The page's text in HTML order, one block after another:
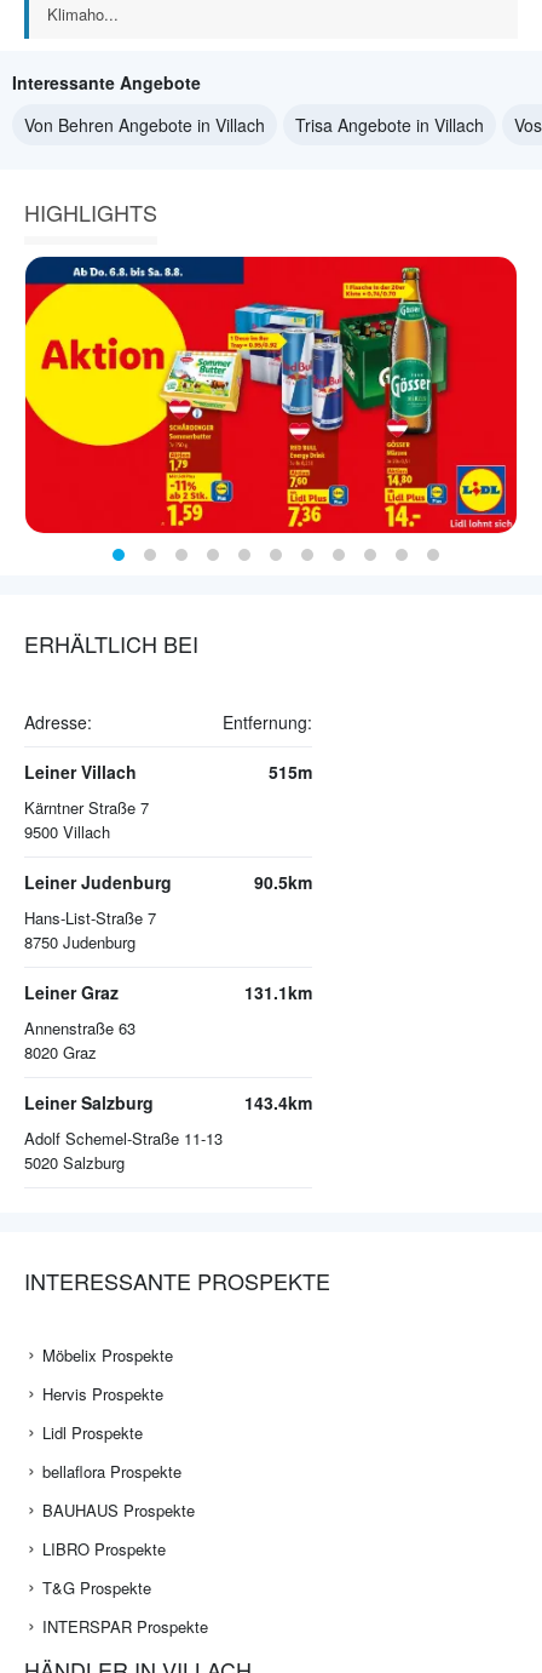
Klimaho...
Interessante Angebote
Von Behren Angebote in Villach
Trisa Angebote in Villach
HIGHLIGHTS
ERHÄLTLICH BEI
Adresse: Entfernung:
Leiner Villach
Kärntner Straße 7
9500 Villach
515m
Leiner Judenburg
Hans-List-Straße 7
8750 Judenburg
90.5km
Leiner Graz
Annenstraße 63
8020 Graz
131.1km
Leiner Salzburg
Adolf Schemel-Straße 11-13
5020 Salzburg
143.4km
INTERESSANTE PROSPEKTE
Möbelix Prospekte
Hervis Prospekte
Lidl Prospekte
bellaflora Prospekte
BAUHAUS Prospekte
LIBRO Prospekte
T&G Prospekte
INTERSPAR Prospekte